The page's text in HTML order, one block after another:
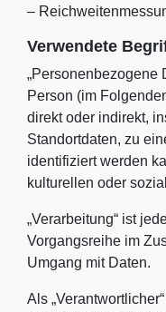
–
Verwendete
„Personenbezogene
Person (im
direkt oder indirekt,
Standortdaten, zu
identifiziert werden
kulturellen oder
„Verarbeitung“ ist
Vorgangsreihe im
Umgang mit Daten.
Als